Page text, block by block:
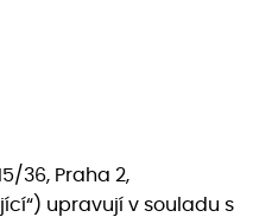
36, Praha 2,
upravují v souladu s